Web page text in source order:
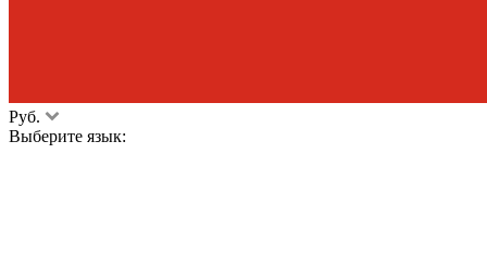
Руб.
Выберите язык: